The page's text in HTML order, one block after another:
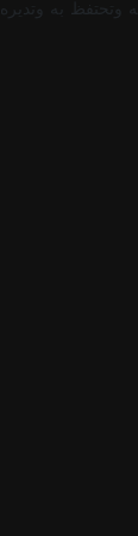
وتحتفظ به وتديره